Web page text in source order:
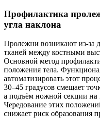
Профилактика
угла наклона
Пролежни возникают из-за
тканей между костными
Основной метод
положения тела.
автоматизировать этот
30–45 градусов смещает
а подъём ножной секции на
Чередование этих
снижает риск образования